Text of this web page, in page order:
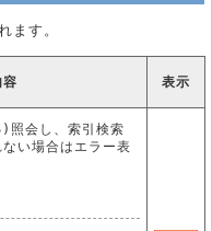
ます。
容 表示
照会し、索引検索
い場合はエラー表